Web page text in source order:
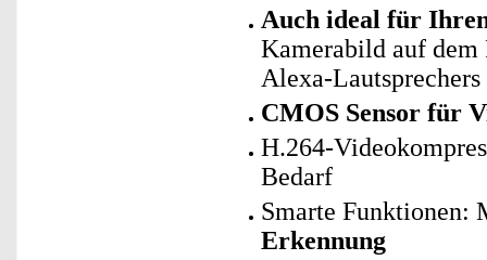
Auch ideal für
Kamerabild auf
Alexa-Lautsprechers
CMOS Sensor für
H.264-
Bedarf
Smarte Funktionen:
Erkennung